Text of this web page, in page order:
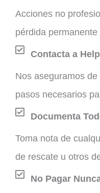
Acciones no
pérdida
Contacta a
Nos aseguramos
pasos necesarios
Documenta
Toma nota de
de rescate u otros
No Pagar